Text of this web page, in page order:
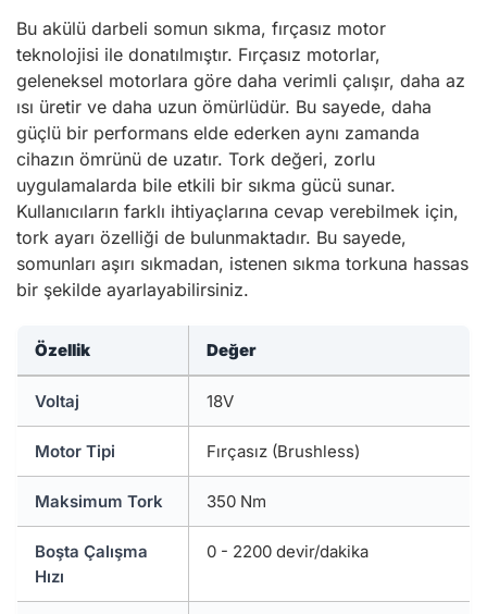
Bu akülü darbeli somun sıkma, fırçasız motor
teknolojisi ile donatılmıştır. Fırçasız motorlar,
geleneksel motorlara göre daha verimli çalışır, daha az
ısı üretir ve daha uzun ömürlüdür. Bu sayede, daha
güçlü bir performans elde ederken aynı zamanda
cihazın ömrünü de uzatır. Tork değeri, zorlu
uygulamalarda bile etkili bir sıkma gücü sunar.
Kullanıcıların farklı ihtiyaçlarına cevap verebilmek için,
tork ayarı özelliği de bulunmaktadır. Bu sayede,
somunları aşırı sıkmadan, istenen sıkma torkuna hassas
bir şekilde ayarlayabilirsiniz.
Özellik Değer
Voltaj 18V
Motor Tipi Fırçasız (Brushless)
Maksimum Tork 350 Nm
Boşta Çalışma
Hızı
0 - 2200 devir/dakika